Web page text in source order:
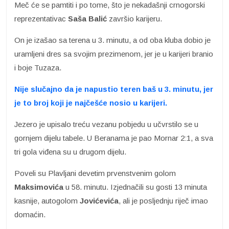
Meč će se pamtiti i po tome, što je nekadašnji crnogorski
reprezentativac Saša Balić završio karijeru.
On je izašao sa terena u 3. minutu, a od oba kluba dobio je
uramljeni dres sa svojim prezimenom, jer je u karijeri branio
i boje Tuzaza.
Nije slučajno da je napustio teren baš u 3. minutu, jer
je to broj koji je najčešće nosio u karijeri.
Jezero je upisalo treću vezanu pobjedu u učvrstilo se u
gornjem dijelu tabele. U Beranama je pao Mornar 2:1, a sva
tri gola viđena su u drugom dijelu.
Poveli su Plavljani devetim prvenstvenim golom
Maksimovića u 58. minutu. Izjednačili su gosti 13 minuta
kasnije, autogolom Jovićevića, ali je posljednju riječ imao
domaćin.